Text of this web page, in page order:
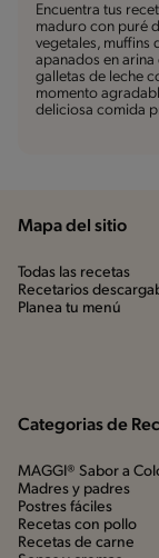
Encuentra tus
maduro con puré
vegetales, muffins
apanados en
galletas de leche
momento
deliciosa comida
Mapa del sitio
Todas las recetas
Recetarios
Planea tu menú
Categorias de
MAGGI® Sabor a
Madres y padres
Postres fáciles
Recetas con pollo
Recetas de carne